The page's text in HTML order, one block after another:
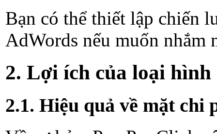
Bạn có thể thiết lập chiến
AdWords nếu muốn nhắm
2. Lợi ích của loại hình
2.1. Hiệu quả về mặt chi